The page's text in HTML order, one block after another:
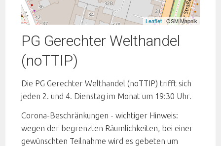
Leaflet| OSM Mapnik
PG Gerechter Welthandel
(noTTIP)
Die PG Gerechter Welthandel (noTTIP) trifft sich
jeden 2. und 4. Dienstag im Monat um 19:30 Uhr.
Corona-Beschränkungen - wichtiger Hinweis:
wegen der begrenzten Räumlichkeiten, bei einer
gewünschten Teilnahme wird es gebeten um